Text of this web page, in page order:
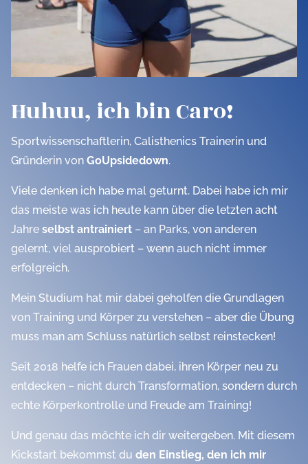
Huhuu, ich bin Caro!
Sportwissenschaftlerin, Calisthenics Trainerin und
Gründerin von GoUpsidedown.
Viele denken ich habe mal geturnt. Dabei habe ich mir
das meiste was ich heute kann über die letzten acht
Jahre selbst antrainiert – an Parks, von anderen
gelernt, viel ausprobiert – wenn auch nicht immer
erfolgreich.
Mein Studium hat mir dabei geholfen die Grundlagen
von Training und Körper zu verstehen – aber die Übung
muss man am Schluss natürlich selbst reinstecken!
Seit 2018 helfe ich Frauen dabei, ihren Körper neu zu
entdecken – nicht durch Transformation, sondern durch
echte Körperkontrolle und Freude am Training!
Und genau das möchte ich dir weitergeben. Mit diesem
Kickstart bekommst du den Einstieg, den ich mir